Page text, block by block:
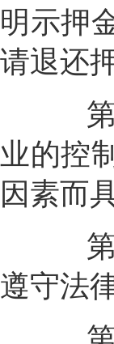
明示押
请退还
业的控
因素而
第
遵守法